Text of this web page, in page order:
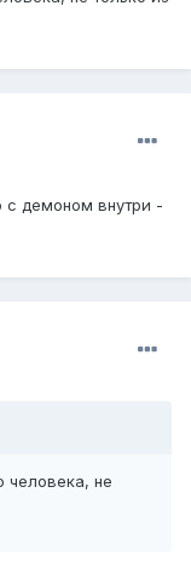
с демоном внутри -
человека, не